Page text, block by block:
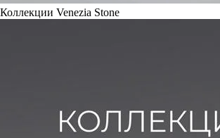
Коллекции Venezia Stone